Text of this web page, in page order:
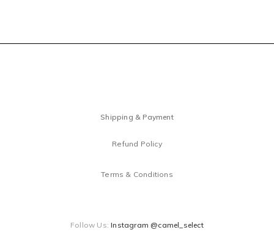
Shipping & Payment
Refund Policy
Terms & Conditions
Follow Us:Instagram @camel_select